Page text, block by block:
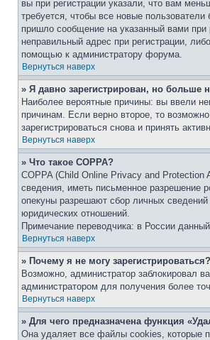
вы при регистрации указали, что вам
требуется, чтобы все новые
пришло сообщение на указанный вами
неправильный адрес при регистрации,
помощью к администратору форума.
Вернуться наверх
» Я давно зарегистрирован, но больше
Наиболее вероятные причины: вы ввели
причинам. Если верно второе, то
зарегистрироваться снова и принять
Вернуться наверх
» Что такое COPPA?
COPPA (Child Online Privacy and
сведения, иметь письменное разрешение
опекуны разрешают сбор личных
юридических отношений.
Примечание переводчика: в России
Вернуться наверх
» Почему я не могу зарегистрироваться?
Возможно, администратор заблокировал
администратором для получения более
Вернуться наверх
» Для чего предназначена функция
Она удаляет все файлы cookies, которые